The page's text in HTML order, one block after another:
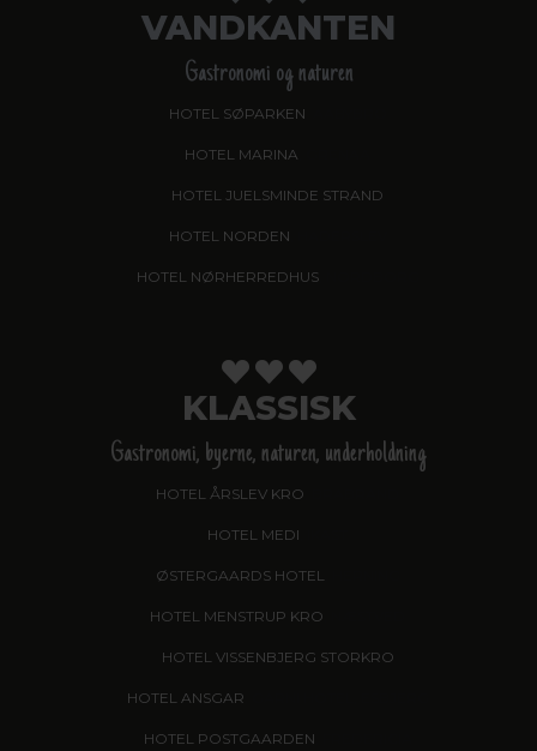
VANDKANTEN
Gastronomi og naturen
HOTEL SØPARKEN
HOTEL MARINA
HOTEL JUELSMINDE STRAND
HOTEL NORDEN
HOTEL NØRHERREDHUS, NORDBORG
KLASSISK
Gastronomi, byerne, naturen, underholdning
HOTEL ÅRSLEV KRO
HOTEL MEDI
ØSTERGAARDS HOTEL
HOTEL MENSTRUP KRO
HOTEL VISSENBJERG STORKRO
HOTEL ANSGAR
HOTEL POSTGAARDEN